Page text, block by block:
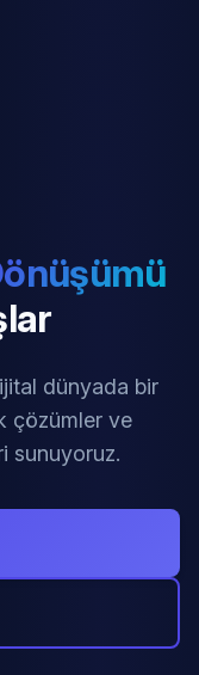
dünyada bir
çözümler ve
sunuyoruz.